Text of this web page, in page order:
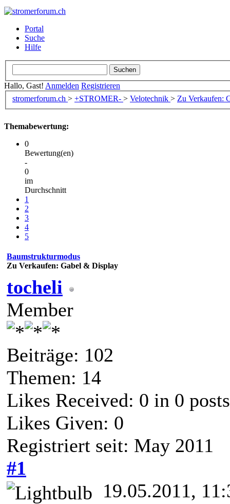
Portal
Suche
Hilfe
Hallo, Gast! Anmelden Registrieren
stromerforum.ch > +STROMER- > Velotechnik > Zu Verkaufen:
Themabewertung:
0
Bewertung(en)
-
0
im
Durchschnitt
1
2
3
4
5
Baumstrukturmodus
Zu Verkaufen: Gabel & Display
tocheli
Member
Beiträge: 102
Themen: 14
Likes Received: 0 in 0 posts
Likes Given: 0
Registriert seit: May 2011
#1
19.05.2011,